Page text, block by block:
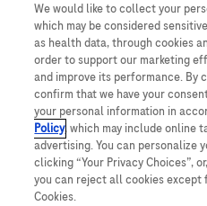
We would like to collect your
which may be considered
as health data, through cookies
order to support our marketing
and improve its performance. By
confirm that we have your
your personal information in
Policy, which may include online
advertising. You can personalize
clicking “Your Privacy Choices”,
you can reject all cookies
Cookies.